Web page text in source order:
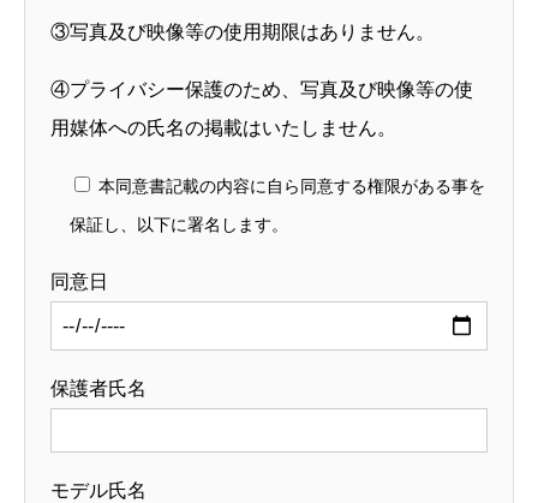
③写真及び映像等の使用期限はありません。
④プライバシー保護のため、写真及び映像等の使
用媒体への氏名の掲載はいたしません。
本同意書記載の内容に自ら同意する権限がある事を
保証し、以下に署名します。
同意日
保護者氏名
モデル氏名